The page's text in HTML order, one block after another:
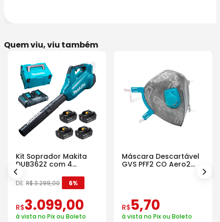
Quem viu, viu também
Kit Soprador Makita
DUB362Z com 4
Baterias Carregador e
Maleta
DE: R$3.299,00 6%
R$3.099,00
à vista no Pix ou Boleto
Máscara Descartável
GVS PFF2 CO Aero2
R$5,70
à vista no Pix ou Boleto